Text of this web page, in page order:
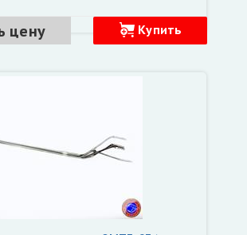
цену Купить